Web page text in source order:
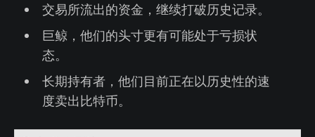
交易所流出的资金，继续打破历史记录。
巨鲸，他们的头寸更有可能处于亏损状
态。
长期持有者，他们目前正在以历史性的速
度卖出比特币。